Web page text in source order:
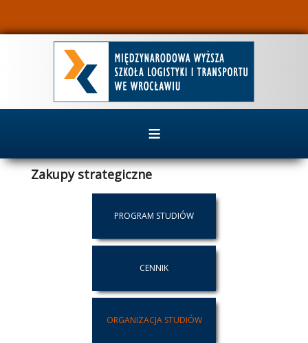
≡
Zakupy strategiczne
PROGRAM STUDIÓW
CENNIK
ORGANIZACJA STUDIÓW